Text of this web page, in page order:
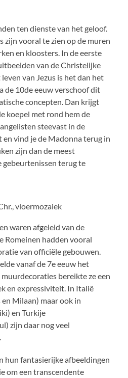
ten dienste van het geloof.
zijn vooral te zien op de muren
en kloosters. In de eerste
van de Christelijke
van Jezus is het dan het
de 10de eeuw verschoof dit
concepten. Dan krijgt
koepel met rond hem de
steevast in de
vind je de Madonna terug in
zijn dan de meest
gebeurtenissen terug te
vloermozaiek
waren afgeleid van de
Romeinen hadden vooral
van officiële gebouwen.
vanaf de 7e eeuw het
bereikte ze een
en expressiviteit. In Italië
en Milaan) maar ook in
en Turkije
zijn daar nog veel
hun fantasierijke afbeeldingen
om een transcendente